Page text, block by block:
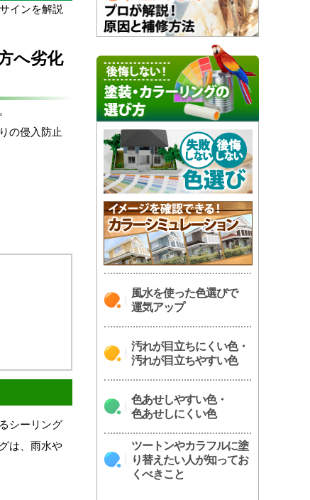
インを解説
へ劣化
の侵入防止
シーリング
は、雨水や
風水を使った色選びで
運気アップ
汚れが目立ちにくい色・
汚れが目立ちやすい色
色あせしやすい色・
色あせしにくい色
ツートンやカラフルに塗
り替えたい人が知ってお
くべきこと